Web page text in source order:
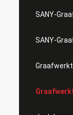
SANY-
SANY-